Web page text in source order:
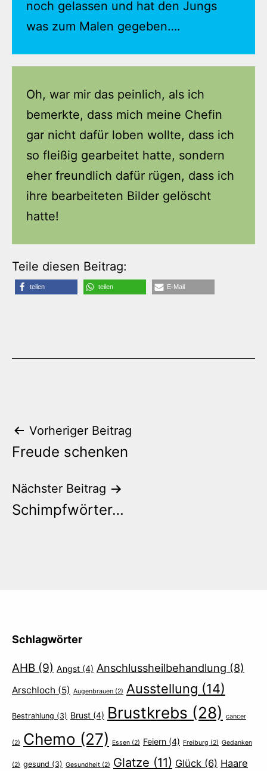
noch gelassen und hat den Jungs
was zum Malen gegeben….
Oh, war mir das peinlich, als ich
bemerkte, dass mich meine Chefin
gar nicht dafür loben wollte, dass ich
so fleißig gearbeitet hatte, sondern
eher freundlich dafür rügen, dass ich
ihre bearbeiteten Bilder gelöscht
hatte!
Teile diesen Beitrag:
teilen teilen E-Mail
Beitrags-
Navigation
Vorheriger Beitrag
Freude schenken
Nächster Beitrag
Schimpfwörter…
Schlagwörter
AHB (9) Angst (4) Anschlussheilbehandlung (8)
Arschloch (5) Augenbrauen (2) Ausstellung (14)
Bestrahlung (3) Brust (4) Brustkrebs (28) cancer
(2) Chemo (27) Essen (2) Feiern (4) Freiburg (2) Gedanken
(2) gesund (3) Gesundheit (2) Glatze (11) Glück (6) Haare